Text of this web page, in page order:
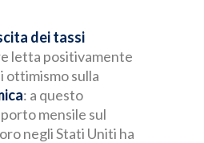
dei tassi
letta positivamente
ottimismo sulla
: a questo
mensile sul
negli Stati Uniti ha